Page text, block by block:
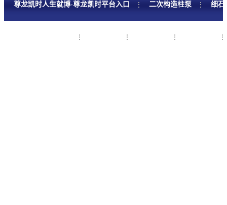
尊龙凯时人生就博-尊龙凯时平台入口 二次构造柱泵 细石